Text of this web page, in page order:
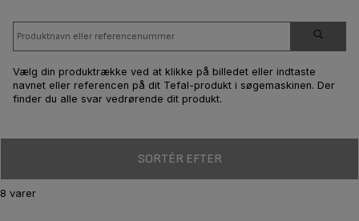
Vælg din produktrække ved at klikke på billedet eller indtaste
navnet eller referencen på dit Tefal-produkt i søgemaskinen. Der
finder du alle svar vedrørende dit produkt.
SORTÉR EFTER
8 varer